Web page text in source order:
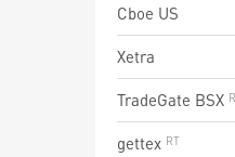
Cboe US
Xetra
TradeGate BSX
gettex